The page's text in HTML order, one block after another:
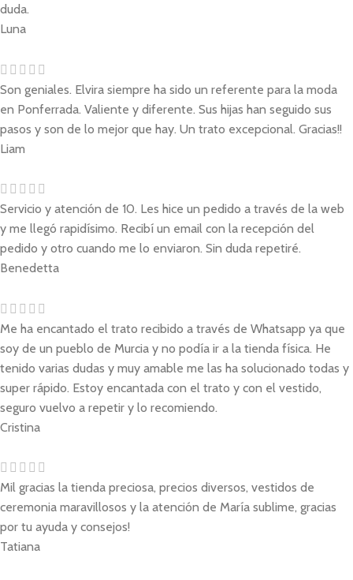
duda.
Luna
Son geniales. Elvira siempre ha sido un referente para la moda
en Ponferrada. Valiente y diferente. Sus hijas han seguido sus
pasos y son de lo mejor que hay. Un trato excepcional. Gracias!!
Liam
Servicio y atención de 10. Les hice un pedido a través de la web
y me llegó rapidísimo. Recibí un email con la recepción del
pedido y otro cuando me lo enviaron. Sin duda repetiré.
Benedetta
Me ha encantado el trato recibido a través de Whatsapp ya que
soy de un pueblo de Murcia y no podía ir a la tienda física. He
tenido varias dudas y muy amable me las ha solucionado todas y
super rápido. Estoy encantada con el trato y con el vestido,
seguro vuelvo a repetir y lo recomiendo.
Cristina
Mil gracias la tienda preciosa, precios diversos, vestidos de
ceremonia maravillosos y la atención de María sublime, gracias
por tu ayuda y consejos!
Tatiana